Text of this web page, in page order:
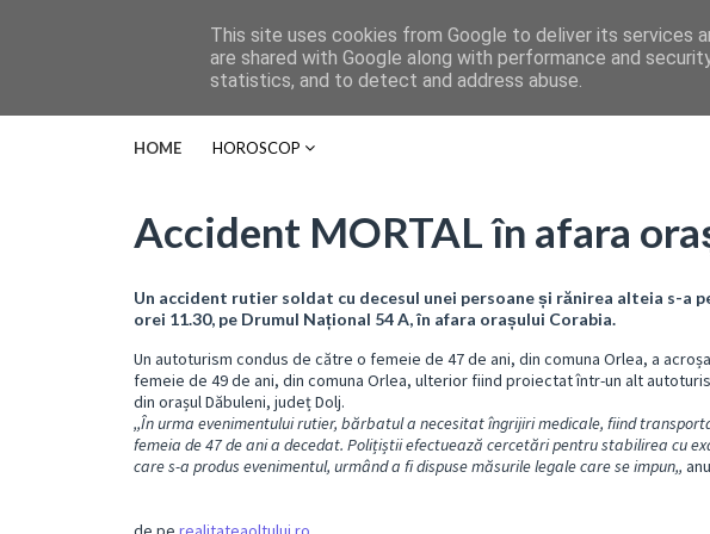
HOME HOROSCOP
Accident MORTAL în afara
Un accident rutier soldat cu decesul unei persoane și rănirea alteia s-a
orei 11.30, pe Drumul Național 54 A, în afara orașului Corabia.
Un autoturism condus de către o femeie de 47 de ani, din comuna Orlea, a
femeie de 49 de ani, din comuna Orlea, ulterior fiind proiectat într-un alt
din orașul Dăbuleni, județ Dolj.
,,În urma evenimentului rutier, bărbatul a necesitat îngrijiri medicale, fiind
femeia de 47 de ani a decedat. Polițiștii efectuează cercetări pentru stabilirea cu
care s-a produs evenimentul, urmând a fi dispuse măsurile legale care se impun,,
This site uses cookies from Google to deliver its services
are shared with Google along with performance and
statistics, and to detect and address abuse.